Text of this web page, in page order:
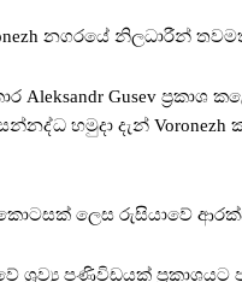
නගරයේ නිලධාරීන් තවමත්
Aleksandr Gusev
හමුදා දැන්
කොටසක් ලෙස රුසියාවේ
ශ්‍රව්‍ය පණිවිඩයක්